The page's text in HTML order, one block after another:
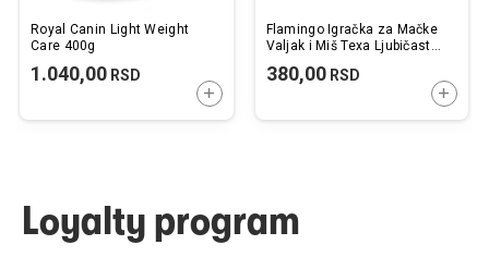
Royal Canin Light Weight
Care 400g
1.040,00 RSD
DODAJTE U KORPU
Flamingo Igračka za Mačke
Valjak i Miš Texa Ljubičasta
380,00RSD
Loyalty program